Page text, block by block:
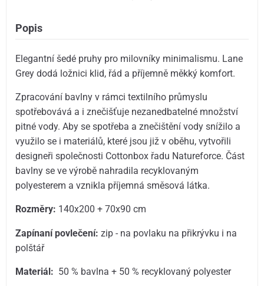
Popis
Elegantní šedé pruhy pro milovníky minimalismu. Lane
Grey dodá ložnici klid, řád a příjemně měkký komfort.
Zpracování bavlny v rámci textilního průmyslu
spotřebovává a i znečišťuje nezanedbatelné množství
pitné vody. Aby se spotřeba a znečištění vody snížilo a
využilo se i materiálů, které jsou již v oběhu, vytvořili
designeři společnosti Cottonbox řadu Natureforce. Část
bavlny se ve výrobě nahradila recyklovaným
polyesterem a vznikla příjemná směsová látka.
Rozměry: 140x200 + 70x90 cm
Zapínaní povlečení: zip - na povlaku na přikrývku i na
polštář
Materiál: 50 % bavlna + 50 % recyklovaný polyester